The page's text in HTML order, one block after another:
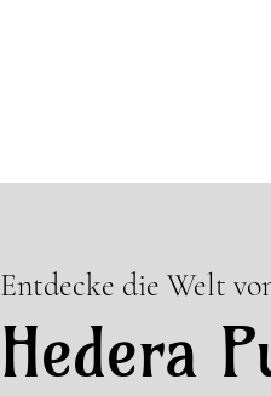
Entdecke die Welt
Hedera